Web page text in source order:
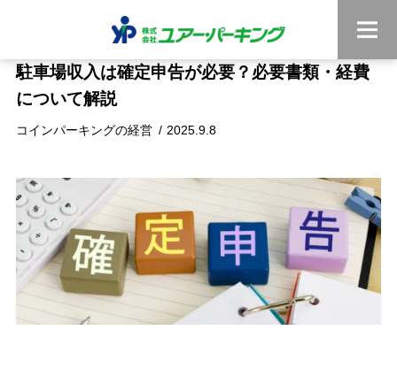
コインパーキングの経営 2025.9.8
駐車場収入は確定申告が必要？必要書類・経費
について解説